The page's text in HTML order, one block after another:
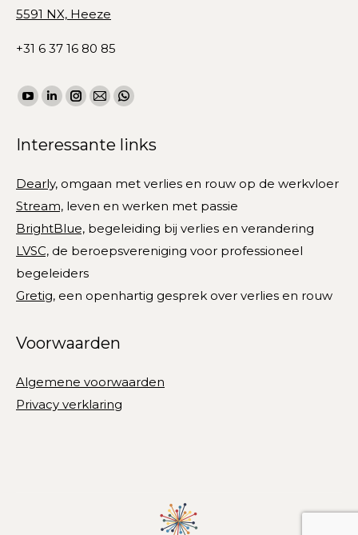
5591 NX, Heeze
+31 6 37 16 80 85
Vind ons op:
YouTube
opens
new
window
Linkedin
opens
new
window
Instagram
opens
new
window
Mail
opens
new
window
WhatsApp
opens
new
window
Interessante links
Dearly, omgaan met verlies en rouw op de werkvloer
Stream, leven en werken met passie
BrightBlue, begeleiding bij verlies en verandering
LVSC, de beroepsvereniging voor professioneel
begeleiders
Gretig, een openhartig gesprek over verlies en rouw
Voorwaarden
Algemene voorwaarden
Privacy verklaring